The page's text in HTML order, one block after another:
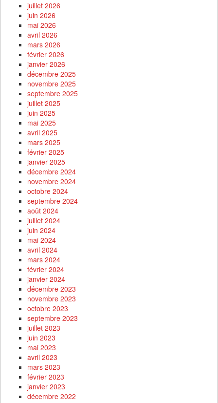
juillet 2026
juin 2026
mai 2026
avril 2026
mars 2026
février 2026
janvier 2026
décembre 2025
novembre 2025
septembre 2025
juillet 2025
juin 2025
mai 2025
avril 2025
mars 2025
février 2025
janvier 2025
décembre 2024
novembre 2024
octobre 2024
septembre 2024
août 2024
juillet 2024
juin 2024
mai 2024
avril 2024
mars 2024
février 2024
janvier 2024
décembre 2023
novembre 2023
octobre 2023
septembre 2023
juillet 2023
juin 2023
mai 2023
avril 2023
mars 2023
février 2023
janvier 2023
décembre 2022